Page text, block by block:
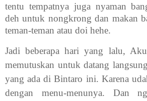
tentu tempatnya juga nyaman
deh untuk nongkrong dan makan
teman-teman atau doi hehe.
Jadi beberapa hari yang lalu,
memutuskan untuk datang
yang ada di Bintaro ini. Karena
dengan menu-menunya. Dan